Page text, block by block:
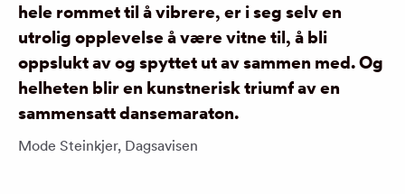
hele rommet til å vibrere, er i seg selv en
utrolig opplevelse å være vitne til, å bli
oppslukt av og spyttet ut av sammen med. Og
helheten blir en kunstnerisk triumf av en
sammensatt dansemaraton.
Mode Steinkjer, Dagsavisen